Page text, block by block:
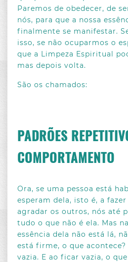
ASTROLOGIA DA
LIMPEZA
MENSAGENS DE
PROPÓSITO E
SINAIS DO CORPO E
2025
JANEIRO
FEVEREIRO
2024
FEVEREIRO
MARÇO
JANEIRO
FEVEREIRO
2022
OUTUBRO
Paremos de obedecer, de
nós, para que a nossa
finalmente se manifestar.
isso, se não ocuparmos o
que a Limpeza Espiritual
mas depois volta.
São os chamados:
PADRÕES
COMPORTAMENTO
Ora, se uma pessoa está
esperam dela, isto é, a
agradar os outros, nós até
tudo o que não é ela. Mas
essência dela não está lá,
está firme, o que acontece?
vazia. E ao ficar vazia, o